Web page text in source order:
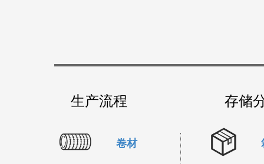
生产流程
卷材
存储